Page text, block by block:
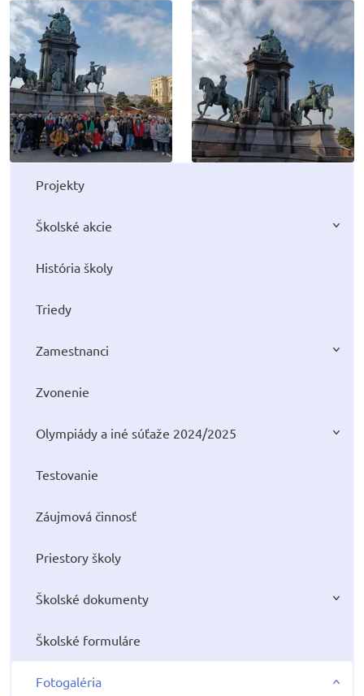
Projekty
Školské akcie
História školy
Triedy
Zamestnanci
Zvonenie
Olympiády a iné súťaže 2024/2025
Testovanie
Záujmová činnosť
Priestory školy
Školské dokumenty
Školské formuláre
Fotogaléria